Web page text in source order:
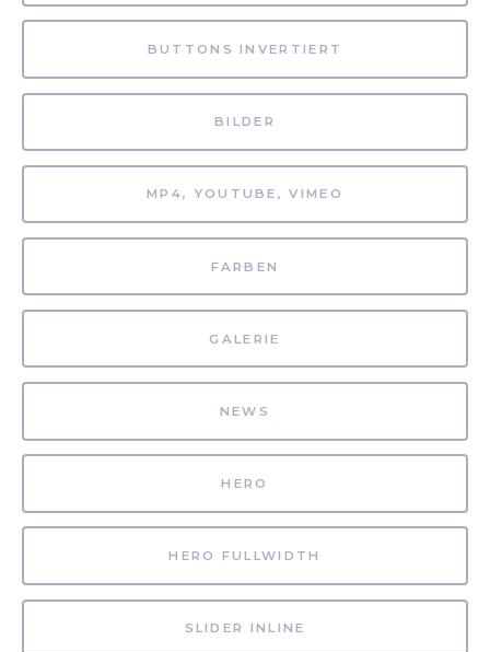
BUTTONS INVERTIERT
BILDER
MP4, YOUTUBE, VIMEO
FARBEN
GALERIE
NEWS
HERO
HERO FULLWIDTH
SLIDER INLINE